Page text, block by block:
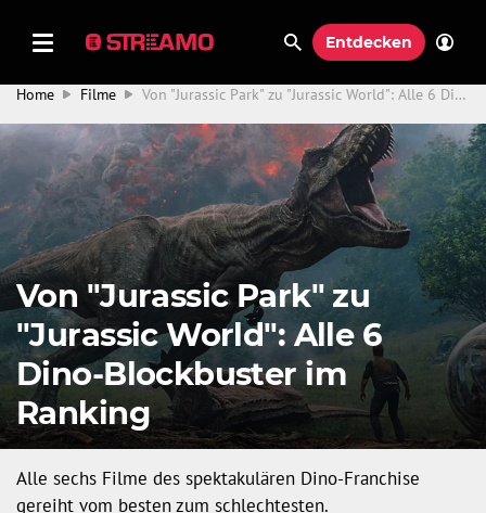
Entdecken
Home Filme Von "Jurassic Park" zu "Jurassic World": Alle 6 Dino-Blockbuster im Ranking
Von "Jurassic Park" zu
"Jurassic World": Alle 6
Dino-Blockbuster im
Ranking
Alle sechs Filme des spektakulären Dino-Franchise
gereiht vom besten zum schlechtesten.